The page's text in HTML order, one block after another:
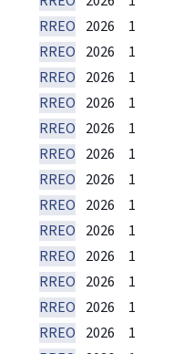
RREO 2026 1
RREO 2026 1
RREO 2026 1
RREO 2026 1
RREO 2026 1
RREO 2026 1
RREO 2026 1
RREO 2026 1
RREO 2026 1
RREO 2026 1
RREO 2026 1
RREO 2026 1
RREO 2026 1